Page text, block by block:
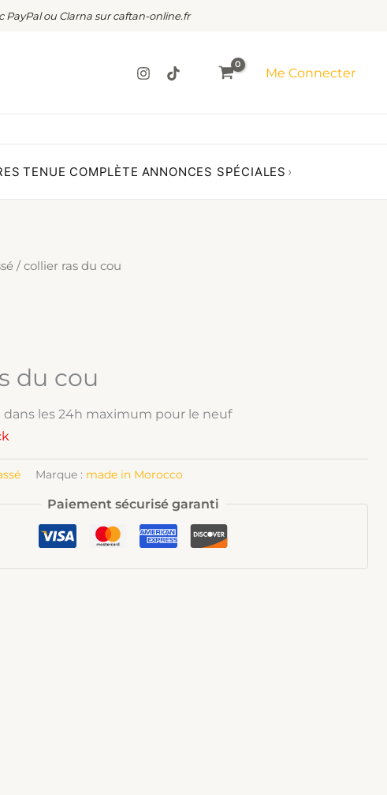
PayPal ou Clarna sur caftan-online.fr
Me Connecter
TENUE COMPLÈTE ANNONCES SPÉCIALES ›
/ collier ras du cou
du cou
dans les 24h maximum pour le neuf
Marque : made in Morocco
Paiement sécurisé garanti